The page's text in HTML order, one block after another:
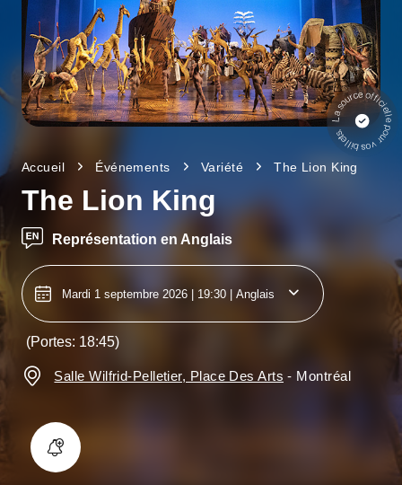
Accueil Événements Variété The Lion King
The Lion King
Représentation en Anglais
Mardi 1 septembre 2026 | 19:30 | Anglais
(Portes: 18:45)
Salle Wilfrid-Pelletier, Place Des Arts - Montréal